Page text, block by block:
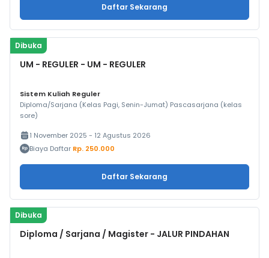
Daftar Sekarang
Dibuka
UM - REGULER - UM - REGULER
Sistem Kuliah Reguler
Diploma/Sarjana (Kelas Pagi, Senin-Jumat) Pascasarjana (kelas
sore)
1 November 2025 - 12 Agustus 2026
Biaya Daftar Rp. 250.000
Daftar Sekarang
Dibuka
Diploma / Sarjana / Magister - JALUR PINDAHAN